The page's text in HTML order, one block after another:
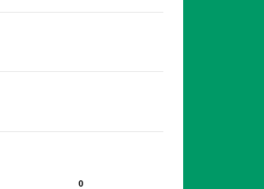
0
0